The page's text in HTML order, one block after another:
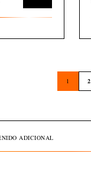
1 2
ADICIONAL